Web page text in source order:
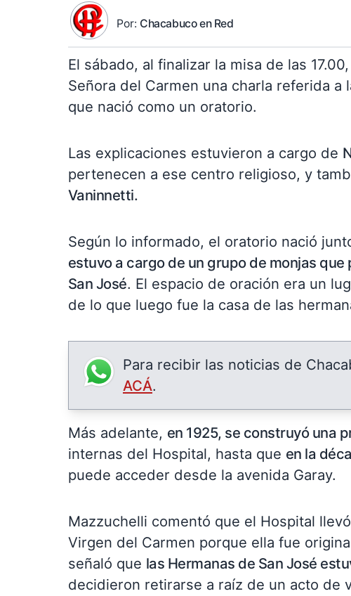
Por: Chacabuco en Red
El sábado, al finalizar la misa de las
Señora del Carmen una charla referida
que nació como un oratorio.
Las explicaciones estuvieron a cargo de
pertenecen a ese centro religioso, y
Vaninnetti.
Según lo informado, el oratorio nació
estuvo a cargo de un grupo de monjas
San José. El espacio de oración era un
de lo que luego fue la casa de las
Para recibir las noticias de
ACÁ.
Más adelante, en 1925, se construyó una
internas del Hospital, hasta que en la
puede acceder desde la avenida Garay.
Mazzuchelli comentó que el Hospital
Virgen del Carmen porque ella fue
señaló que las Hermanas de San José
decidieron retirarse a raíz de un acto de